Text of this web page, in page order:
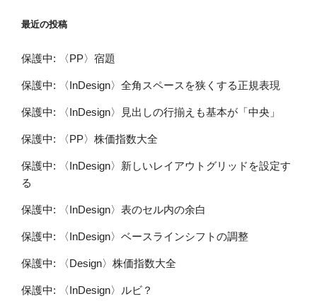
最近の投稿
保護中: 〈PP〉宿題
保護中: 〈InDesign〉全角スペースを狭くする正規表現
保護中: 〈InDesign〉見出しの行揃えも基本が「中央」
保護中: 〈PP〉株価指数大全
保護中: 〈InDesign〉新しいレイアウトグリッドを設定す
る
保護中: 〈InDesign〉表のセル内の余白
保護中: 〈InDesign〉ベースラインシフトの調整
保護中: 〈Design〉株価指数大全
保護中: 〈InDesign〉ルビ？